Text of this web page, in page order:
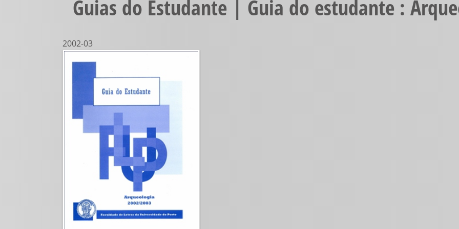
Guias do Estudante | Guia do estudante :
2002-03